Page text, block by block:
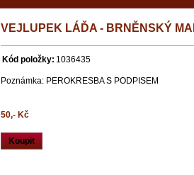
VEJLUPEK LÁĎA - BRNĚNSKÝ
Kód položky: 1036435
Poznámka: PEROKRESBA S PODPISEM
50,- Kč
Koupit